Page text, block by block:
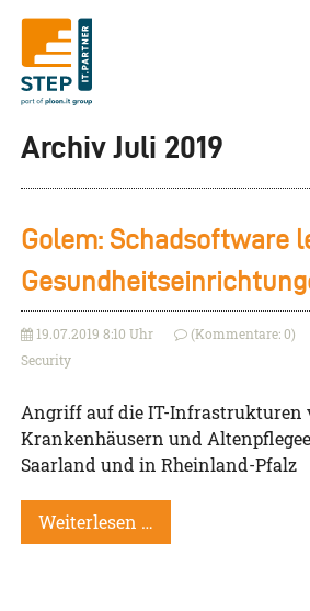
Archiv Juli 2019
Golem: Schadsoftware
19.07.2019 8:10 Uhr (Kommentare: 0)
Security
Angriff auf die IT-Infrastrukturen
Krankenhäusern und
Saarland und in Rheinland-Pfalz
Weiterlesen …